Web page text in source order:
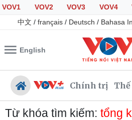
VOV1 VOV2 VOV3 VOV4
中文 / français / Deutsch / Bahasa
English
Chính trị
Từ khóa tìm kiếm: tổng